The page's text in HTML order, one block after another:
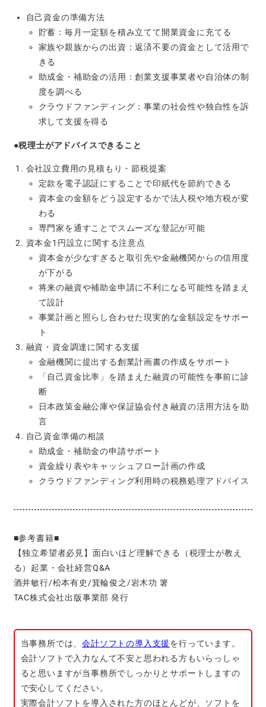
自己資金の準備方法
貯蓄：毎月一定額を積み立てて開業資金に充てる
家族や親族からの出資：返済不要の資金として活用で
きる
助成金・補助金の活用：創業支援事業者や自治体の制
度を調べる
クラウドファンディング：事業の社会性や独自性を訴
求して支援を得る
●税理士がアドバイスできること
会社設立費用の見積もり・節税提案
定款を電子認証にすることで印紙代を節約できる
資本金の金額をどう設定するかで法人税や地方税が変
わる
専門家を通すことでスムーズな登記が可能
資本金1円設立に関する注意点
資本金が少なすぎると取引先や金融機関からの信用度
が下がる
将来の融資や補助金申請に不利になる可能性を踏まえ
て設計
事業計画と照らし合わせた現実的な金額設定をサポー
ト
融資・資金調達に関する支援
金融機関に提出する創業計画書の作成をサポート
「自己資金比率」を踏まえた融資の可能性を事前に診
断
日本政策金融公庫や保証協会付き融資の活用方法を助
言
自己資金準備の相談
助成金・補助金の申請サポート
資金繰り表やキャッシュフロー計画の作成
クラウドファンディング利用時の税務処理アドバイス
■参考書籍■
【独立希望者必見】面白いほど理解できる（税理士が教え
る）起業・会社経営Q&A
酒井敏行/松本有史/箕輪俊之/岩木功 箸
TAC株式会社出版事業部 発行
当事務所では、会計ソフトの導入支援を行っています。
会計ソフトで入力なんて不安と思われる方もいらっしゃ
ると思いますが当事務所でしっかりとサポートしますの
で安心してください。
実際会計ソフトを導入された方のほとんどが、ソフトを